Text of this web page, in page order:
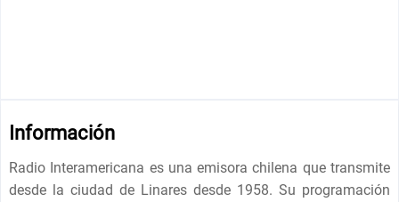
Información
Radio Interamericana es una emisora chilena que transmite
desde la ciudad de Linares desde 1958. Su programación